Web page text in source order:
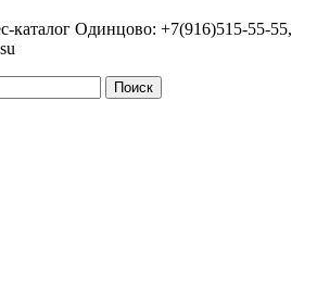
каталог Одинцово: +7(916)515-55-55,